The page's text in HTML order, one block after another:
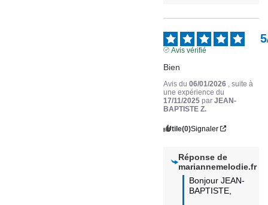
5
Avis vérifié
Bien
Avis du06/01/2026
, suite à
une expérience du
17/11/2025 parJEAN-
BAPTISTE Z.
Utile(0)Signaler
Réponse de
mariannemelodie.fr
Bonjour JEAN-
BAPTISTE,